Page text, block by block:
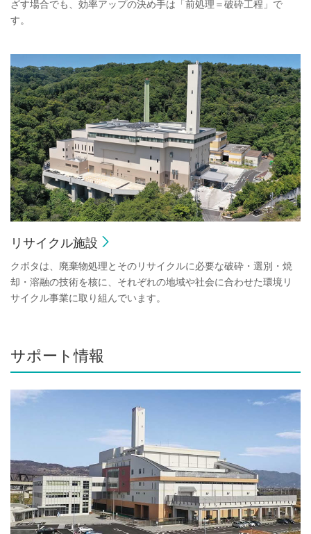
ざす場合でも、効率アップの決め手は「前処理＝破砕工程」で
す。
リサイクル施設
クボタは、廃棄物処理とそのリサイクルに必要な破砕・選別・焼
却・溶融の技術を核に、それぞれの地域や社会に合わせた環境リ
サイクル事業に取り組んでいます。
サポート情報